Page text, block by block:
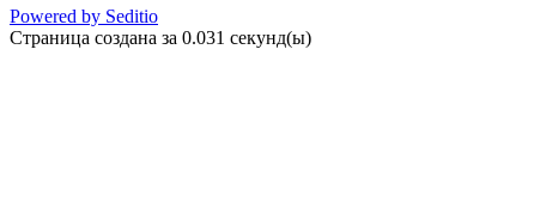
Powered by Seditio
Страница создана за 0.031 секунд(ы)